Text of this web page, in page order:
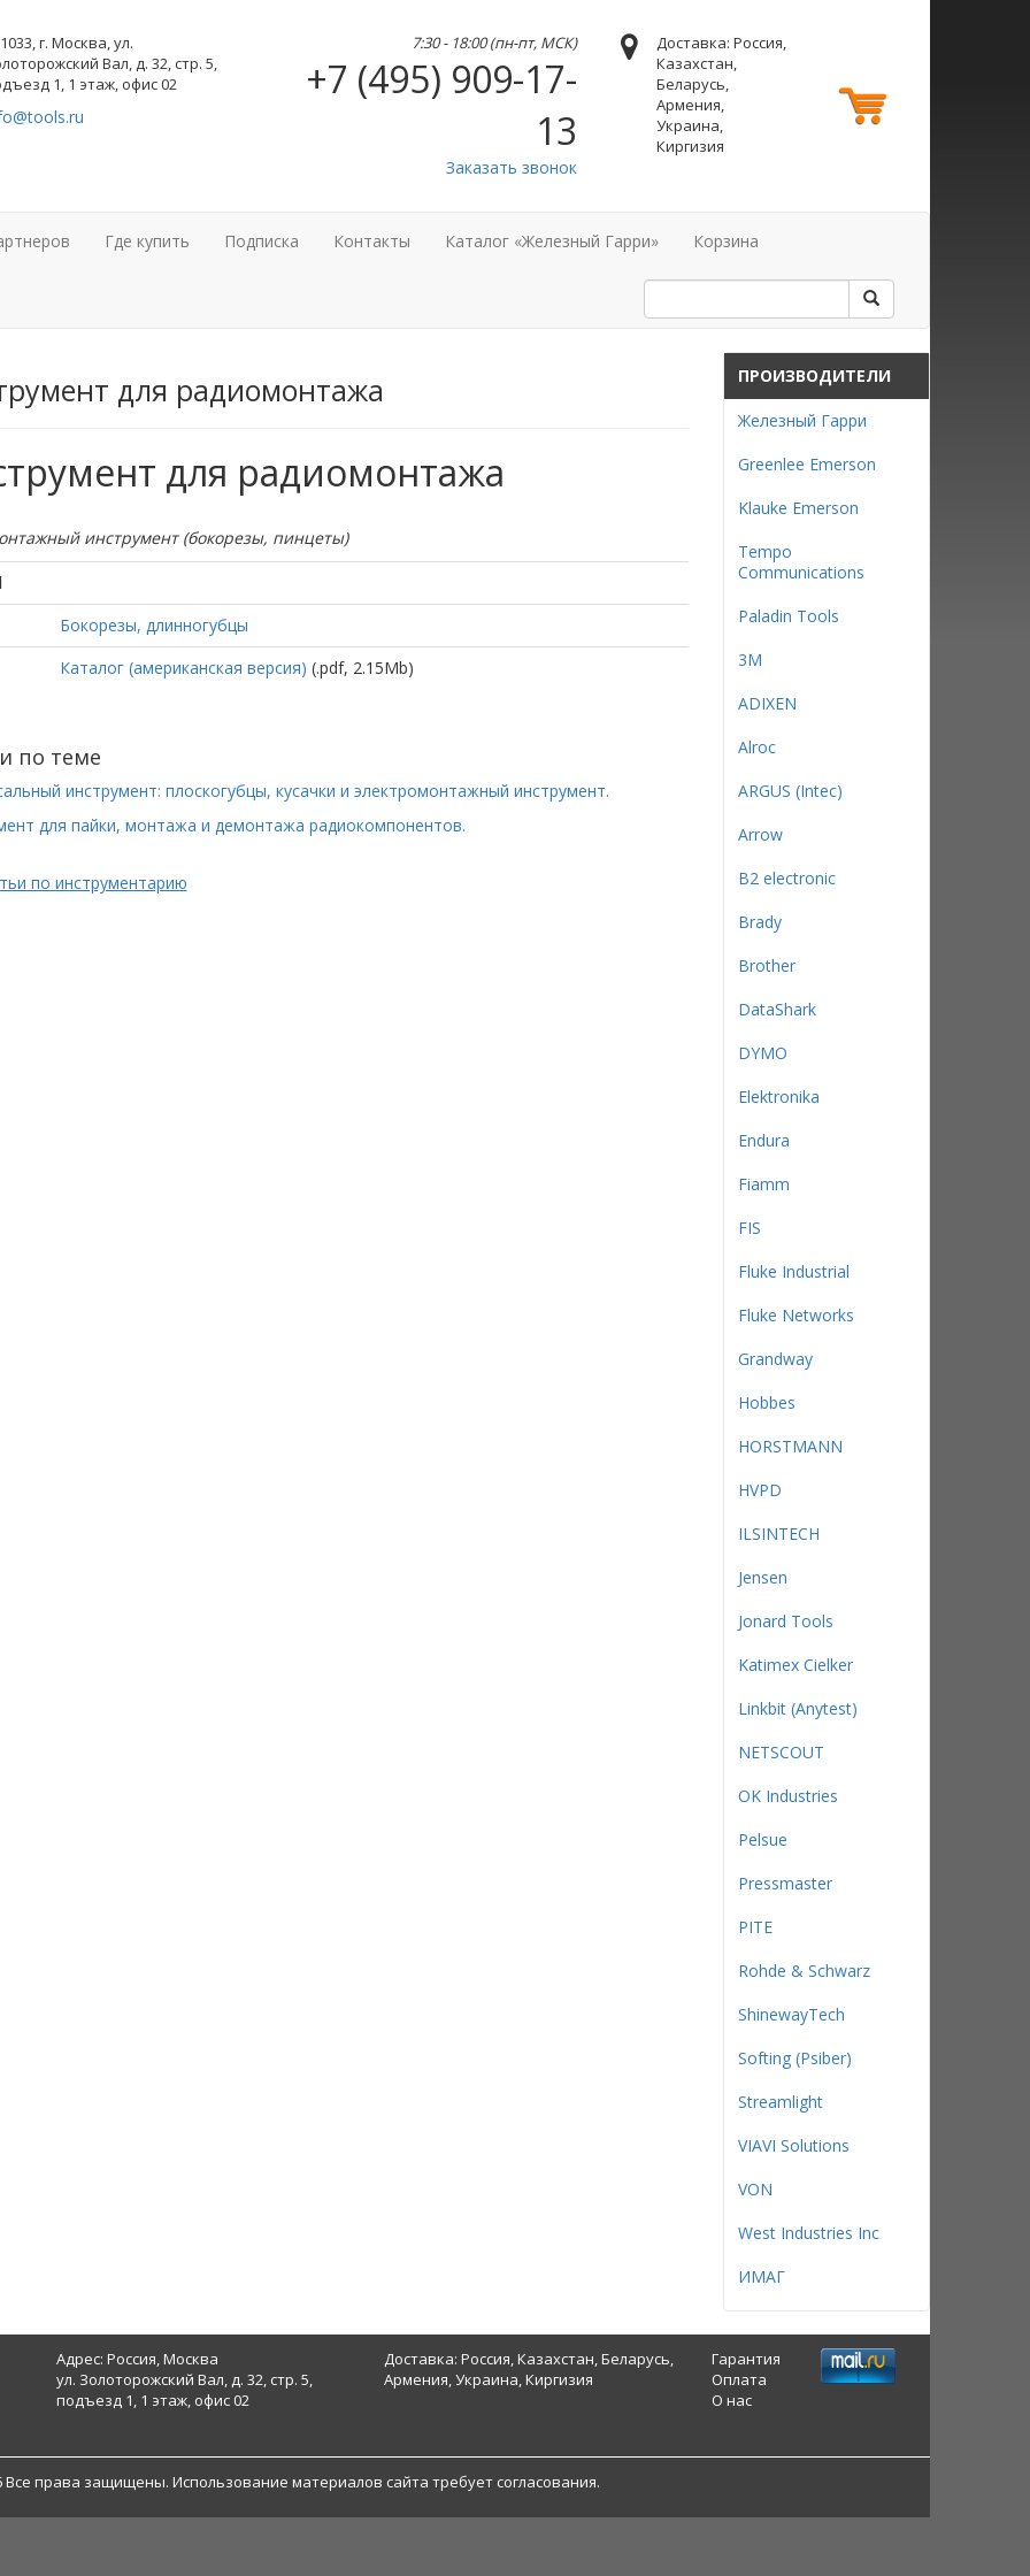
г. Москва, ул.
Вал, д. 32, стр. 5,
1, 1 этаж, офис 02
7:30 - 18:00 (пн-пт, МСК)
+7 (495) 909-17-
13
Заказать звонок
Доставка: Россия,
Казахстан,
Беларусь,
Армения,
Украина,
Киргизия
Где купить Подписка Контакты Каталог «Железный Гарри» Корзина
для радиомонтажа
для радиомонтажа
инструмент (бокорезы, пинцеты)
Бокорезы, длинногубцы
Каталог (американская версия) (.pdf, 2.15Mb)
по теме
инструмент: плоскогубцы, кусачки и электромонтажный инструмент.
для пайки, монтажа и демонтажа радиокомпонентов.
по инструментарию
ПРОИЗВОДИТЕЛИ
Железный Гарри
Greenlee Emerson
Klauke Emerson
Tempo
Communications
Paladin Tools
3М
ADIXEN
Alroc
ARGUS (Intec)
Arrow
B2 electronic
Brady
Brother
DataShark
DYMO
Elektronika
Endura
Fiamm
FIS
Fluke Industrial
Fluke Networks
Grandway
Hobbes
HORSTMANN
HVPD
ILSINTECH
Jensen
Jonard Tools
Katimex Cielker
Linkbit (Anytest)
NETSCOUT
OK Industries
Pelsue
Pressmaster
PITE
Rohde & Schwarz
ShinewayTech
Softing (Psiber)
Streamlight
VIAVI Solutions
VON
West Industries Inc
ИМАГ
Адрес: Россия, Москва
ул. Золоторожский Вал, д. 32, стр. 5,
подъезд 1, 1 этаж, офис 02
Доставка: Россия, Казахстан, Беларусь,
Армения, Украина, Киргизия
Гарантия
Оплата
О нас
Все права защищены. Использование материалов сайта требует согласования.